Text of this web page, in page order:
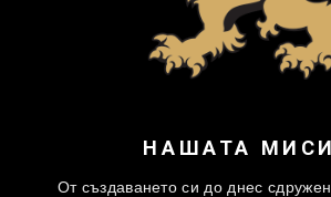
НАШАТА
От създаването си до днес